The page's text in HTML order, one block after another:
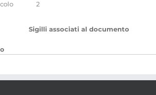
2
Sigilli associati al documento
fisiche
- -